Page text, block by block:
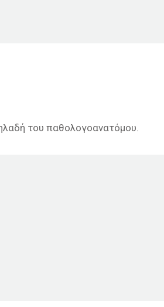
του παθολογοανατόμου.